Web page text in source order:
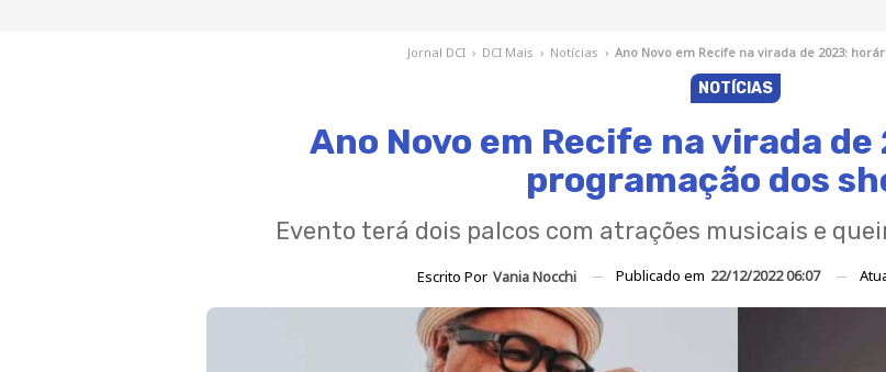
Jornal DCI › DCI Mais › Notícias › Ano Novo em Recife na virada de 2023:
NOTÍCIAS
Ano Novo em Recife na virada
programação dos
Evento terá dois palcos com atrações musicais e
Escrito Por Vania Nocchi Publicado em 22/12/2022 06:07